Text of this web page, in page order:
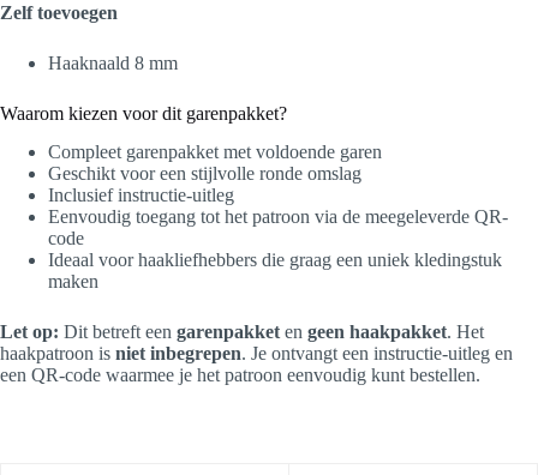
Zelf toevoegen
Haaknaald 8 mm
Waarom kiezen voor dit garenpakket?
Compleet garenpakket met voldoende garen
Geschikt voor een stijlvolle ronde omslag
Inclusief instructie-uitleg
Eenvoudig toegang tot het patroon via de meegeleverde QR-
code
Ideaal voor haakliefhebbers die graag een uniek kledingstuk
maken
Let op: Dit betreft een garenpakketen geen haakpakket. Het
haakpatroon is niet inbegrepen. Je ontvangt een instructie-uitleg en
een QR-code waarmee je het patroon eenvoudig kunt bestellen.